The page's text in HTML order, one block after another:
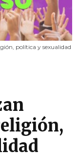
política y sexualidad